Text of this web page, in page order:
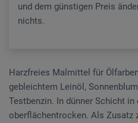
und dem günstigen Preis
nichts.
Harzfreies Malmittel für
gebleichtem Leinöl,
Testbenzin. In dünner Schicht in
oberflächentrocken. Als Zusatz